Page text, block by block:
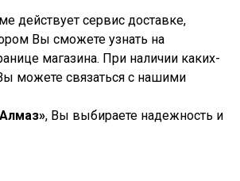
действует сервис доставке,
Вы сможете узнать на
магазина. При наличии каких-
можете связаться с нашими
, Вы выбираете надежность и